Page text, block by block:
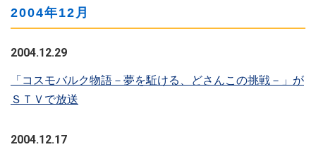
2004年12月
2004.12.29
「コスモバルク物語－夢を駈ける、どさんこの挑戦－」が
ＳＴＶで放送
2004.12.17